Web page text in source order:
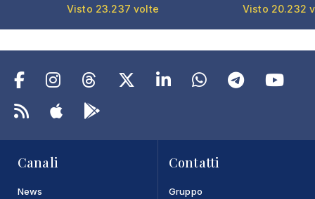
Visto 23.237 volte Visto 20.232
Canali
News
Contatti
Gruppo